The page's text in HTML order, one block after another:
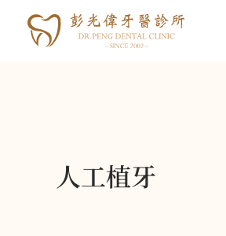
人工植牙